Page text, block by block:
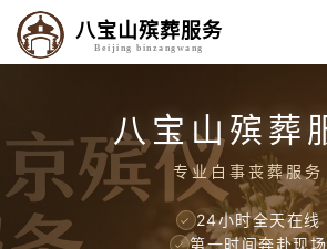
八宝山殡葬服务
Beijing binzangwang
八宝山殡葬
专业白事丧葬服务
✓ 24小时全天在线
✓ 第一时间奔赴现场